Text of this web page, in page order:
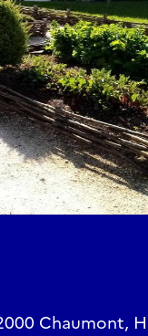
Chaumont,